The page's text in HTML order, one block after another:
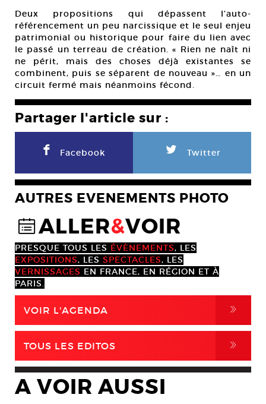
Deux propositions qui dépassent l’auto-
référencement un peu narcissique et le seul enjeu
patrimonial ou historique pour faire du lien avec
le passé un terreau de création. « Rien ne naît ni
ne périt, mais des choses déjà existantes se
combinent, puis se séparent de nouveau »… en un
circuit fermé mais néanmoins fécond.
Partager l'article sur :
F Facebook L Twitter
AUTRES EVENEMENTS PHOTO
@ALLER&VOIR
PRESQUE TOUS LES ÉVÈNEMENTS, LES
EXPOSITIONS, LES SPECTACLES, LES
VERNISSAGES EN FRANCE, EN RÉGION ET À
PARIS.
VOIR L'AGENDA ,
TOUS LES EDITOS ,
A VOIR AUSSI